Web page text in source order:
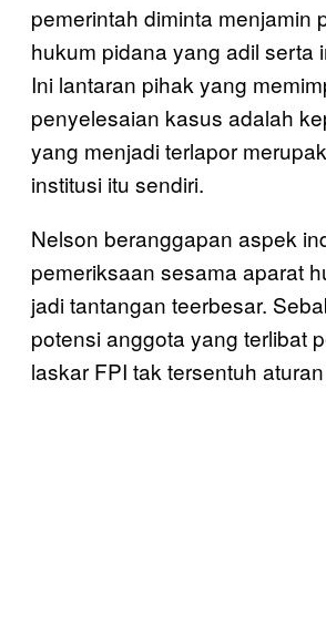
pemerintah diminta menjamin
hukum pidana yang adil serta
Ini lantaran pihak yang
penyelesaian kasus adalah
yang menjadi terlapor
institusi itu sendiri.
Nelson beranggapan aspek
pemeriksaan sesama aparat
jadi tantangan teerbesar.
potensi anggota yang terlibat
laskar FPI tak tersentuh